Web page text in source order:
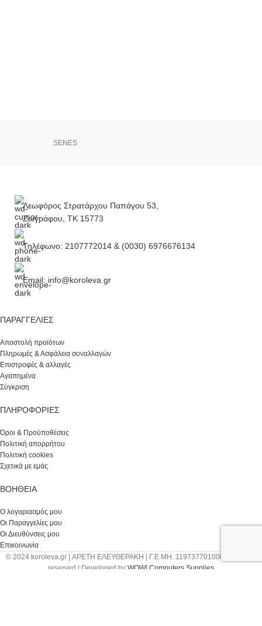
SENES
Λεωφόρος Στρατάρχου Παπάγου 53,
Ζωγράφου, ΤΚ 15773
Τηλέφωνο: 2107772014 & (0030) 6976676134
Email: info@koroleva.gr
ΠΑΡΑΓΓΕΛΊΕΣ
Αποστολή προϊότων
Πληρωμές & Ασφάλεια συναλλαγών
Επιστροφές & αλλαγές
Αγαπημένα
Σύγκριση
ΠΛΗΡΟΦΟΡΙΕΣ
Όροι & Προϋποθέσεις
Πολιτική απορρήτου
Πολιτική cookies
Σχετικά με εμάς
ΒΟΉΘΕΙΑ
Ο λογαριασμός μου
Οι Παραγγελίες μου
Οι Διευθύνσεις μου
Επικοινωνία
© 2024 koroleva.gr | ΑΡΕΤΗ ΕΛΕΥΘΕΡΑΚΗ | Γ.Ε.ΜΗ. 119737701000 | All rights
reserved | Developed by WOW! Computers Supplies